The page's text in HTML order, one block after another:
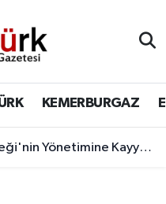
KEMERBURGAZ
Yönetimine Kayyum Atandı
Haritası
Fikstür